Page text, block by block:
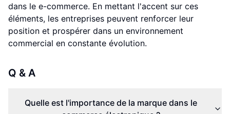
dans le e-commerce. En mettant l'accent sur ces
éléments, les entreprises peuvent renforcer leur
position et prospérer dans un environnement
commercial en constante évolution.
Q & A
Quelle est l'importance de la marque dans le